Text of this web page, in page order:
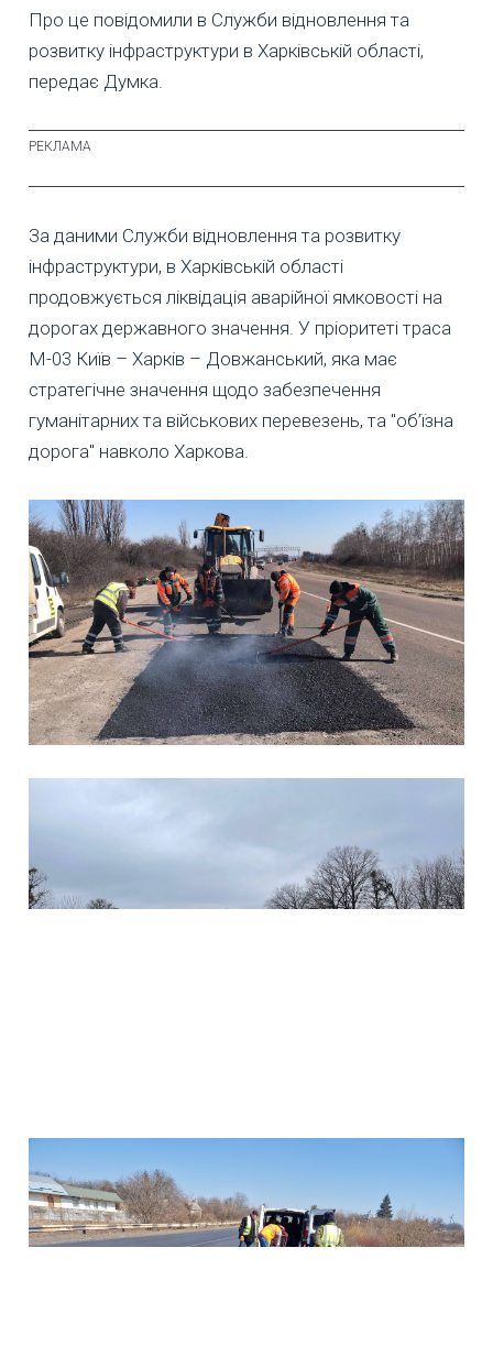
Про це повідомили в Служби відновлення та
розвитку інфраструктури в Харківській області,
передає Думка.
За даними Служби відновлення та розвитку
інфраструктури, в Харківській області
продовжується ліквідація аварійної ямковості на
дорогах державного значення. У пріоритеті траса
М-03 Київ – Харків – Довжанський, яка має
стратегічне значення щодо забезпечення
гуманітарних та військових перевезень, та "об’їзна
дорога" навколо Харкова.